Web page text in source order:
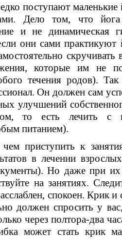
поступают
Дело том, что
и не динамическая
они сами
которые им не
течения родов).
Он должен сам
улучшений
то есть лечить
питанием).
приступить к
в лечении
Но даже при их
на занятиях.
спокоен. Крик
должен спросить у
через полтора-два
может стать крик